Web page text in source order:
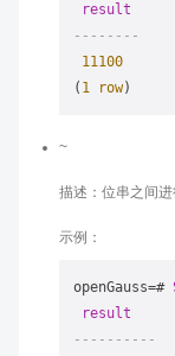
result
--------
11100
( 1 row
~
描述：位串之间进
示例：
openGauss=#
result
----------